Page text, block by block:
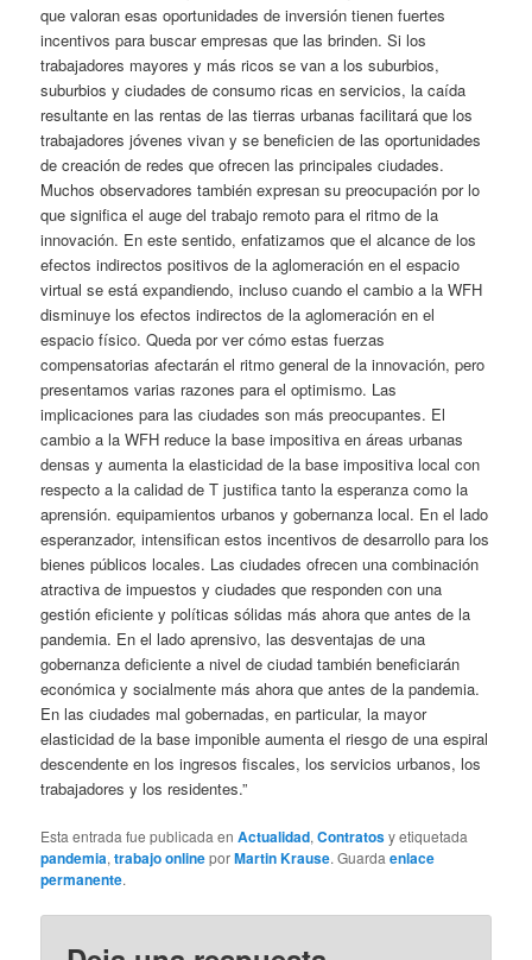
que valoran esas oportunidades de inversión tienen fuertes
incentivos para buscar empresas que las brinden. Si los
trabajadores mayores y más ricos se van a los suburbios,
suburbios y ciudades de consumo ricas en servicios, la caída
resultante en las rentas de las tierras urbanas facilitará que los
trabajadores jóvenes vivan y se beneficien de las oportunidades
de creación de redes que ofrecen las principales ciudades.
Muchos observadores también expresan su preocupación por lo
que significa el auge del trabajo remoto para el ritmo de la
innovación. En este sentido, enfatizamos que el alcance de los
efectos indirectos positivos de la aglomeración en el espacio
virtual se está expandiendo, incluso cuando el cambio a la WFH
disminuye los efectos indirectos de la aglomeración en el
espacio físico. Queda por ver cómo estas fuerzas
compensatorias afectarán el ritmo general de la innovación, pero
presentamos varias razones para el optimismo. Las
implicaciones para las ciudades son más preocupantes. El
cambio a la WFH reduce la base impositiva en áreas urbanas
densas y aumenta la elasticidad de la base impositiva local con
respecto a la calidad de T justifica tanto la esperanza como la
aprensión. equipamientos urbanos y gobernanza local. En el lado
esperanzador, intensifican estos incentivos de desarrollo para los
bienes públicos locales. Las ciudades ofrecen una combinación
atractiva de impuestos y ciudades que responden con una
gestión eficiente y políticas sólidas más ahora que antes de la
pandemia. En el lado aprensivo, las desventajas de una
gobernanza deficiente a nivel de ciudad también beneficiarán
económica y socialmente más ahora que antes de la pandemia.
En las ciudades mal gobernadas, en particular, la mayor
elasticidad de la base imponible aumenta el riesgo de una espiral
descendente en los ingresos fiscales, los servicios urbanos, los
trabajadores y los residentes.”
Esta entrada fue publicada enActualidad,Contratosy etiquetada
pandemia,trabajo onlineporMartin Krause. Guardaenlace
permanente.